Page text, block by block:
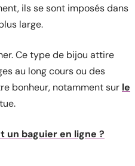
ils se sont imposés dans
large.
Ce type de bijou attire
au long cours ou des
bonheur, notamment sur le
baguier en ligne ?